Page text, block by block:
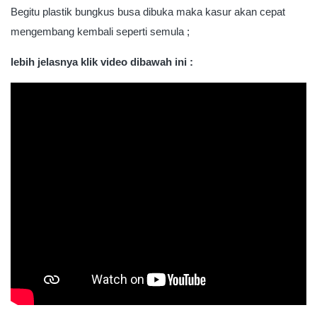
Begitu plastik bungkus busa dibuka maka kasur akan cepat
mengembang kembali seperti semula ;
lebih jelasnya klik video dibawah ini :